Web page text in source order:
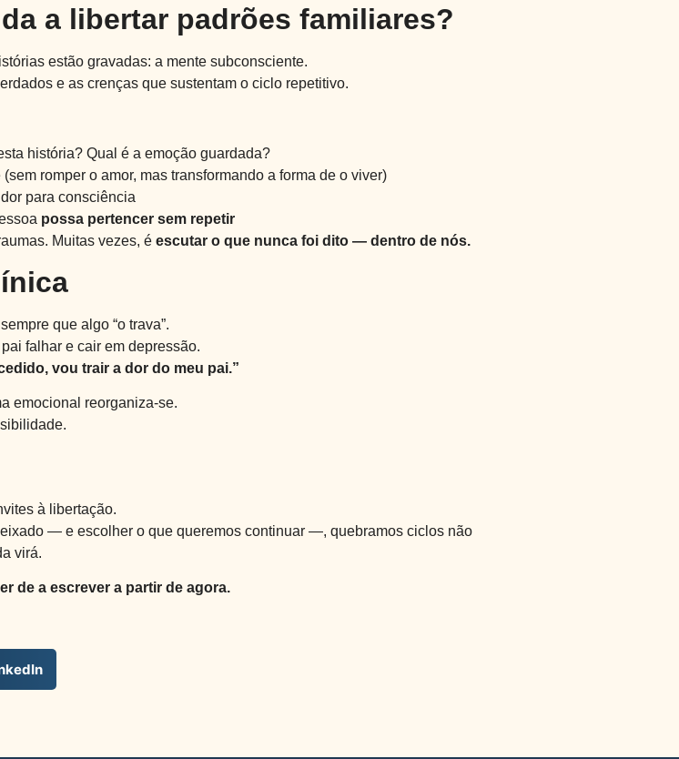
a libertar padrões familiares?
estão gravadas: a mente subconsciente.
e as crenças que sustentam o ciclo repetitivo.
história? Qual é a emoção guardada?
romper o amor, mas transformando a forma de o viver)
para consciência
possa pertencer sem repetir
Muitas vezes, é escutar o que nunca foi dito — dentro de nós.
que algo “o trava”.
falhar e cair em depressão.
vou trair a dor do meu pai.”
emocional reorganiza-se.
à libertação.
— e escolher o que queremos continuar —, quebramos ciclos não
virá.
de a escrever a partir de agora.